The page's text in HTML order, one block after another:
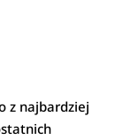
z najbardziej